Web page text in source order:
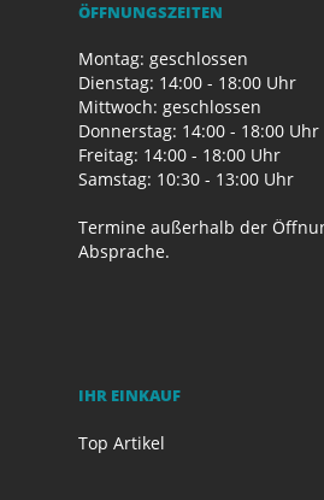
ÖFFNUNGSZEITEN
Montag: geschlossen
Dienstag: 14:00 - 18:00 Uhr
Mittwoch: geschlossen
Donnerstag: 14:00 - 18:00 Uhr
Freitag: 14:00 - 18:00 Uhr
Samstag: 10:30 - 13:00 Uhr
Termine außerhalb der
Absprache.
IHR EINKAUF
Top Artikel